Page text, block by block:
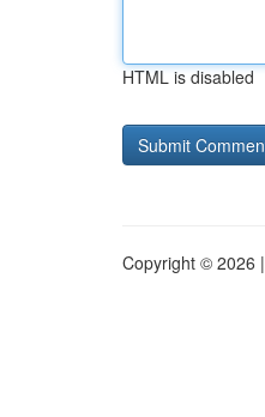
HTML is disabled
Copyright © 2026 |